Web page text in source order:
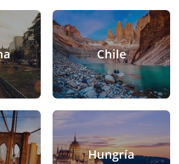
Chile
Hungría